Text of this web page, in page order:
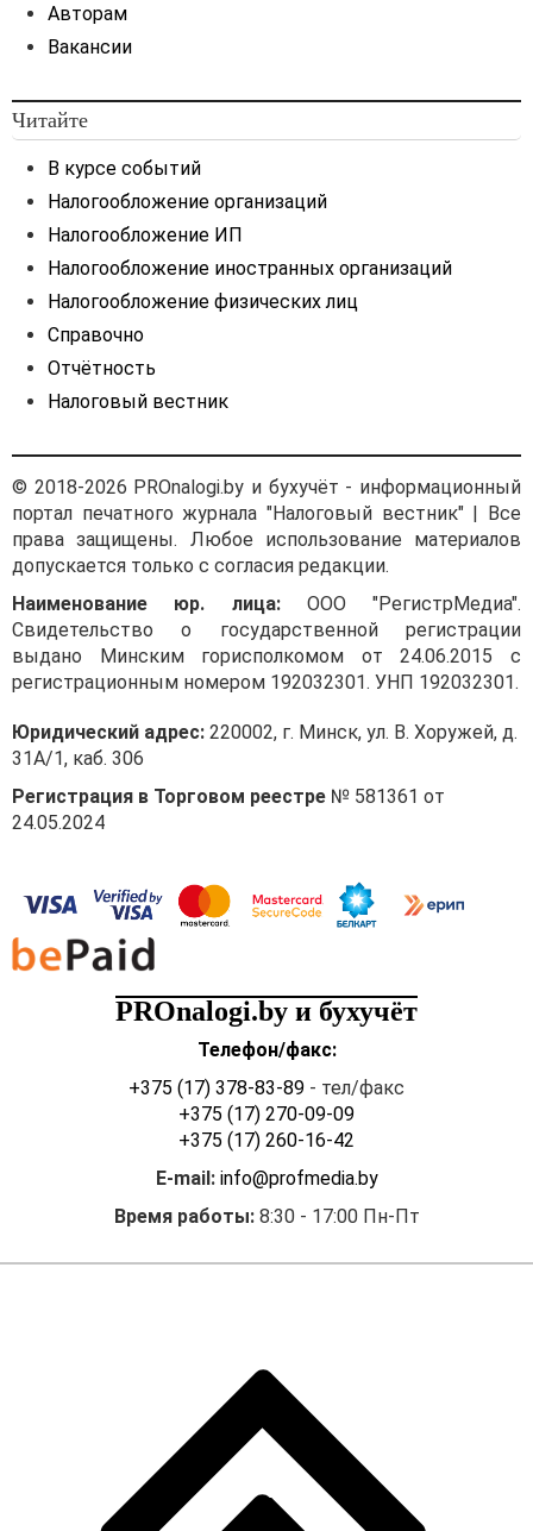
Авторам
Вакансии
Читайте
В курсе событий
Налогообложение организаций
Налогообложение ИП
Налогообложение иностранных организаций
Налогообложение физических лиц
Справочно
Отчётность
Налоговый вестник
© 2018-2026 PROnalogi.by и бухучёт - информационный
портал печатного журнала "Налоговый вестник" | Все
права защищены. Любое использование материалов
допускается только с согласия редакции.
Наименование юр. лица:ООО "РегистрМедиа".
Свидетельство о государственной регистрации
выдано Минским горисполкомом от 24.06.2015 с
регистрационным номером 192032301. УНП 192032301.
Юридический адрес: 220002, г. Минск, ул. В. Хоружей, д.
31А/1, каб. 306
Регистрация в Торговом реестре № 581361 от
24.05.2024
PROnalogi.by и бухучёт
Телефон/факс:
+375 (17) 378-83-89 - тел/факс
+375 (17) 270-09-09
+375 (17) 260-16-42
E-mail: info@profmedia.by
Время работы:8:30 - 17:00 Пн-Пт